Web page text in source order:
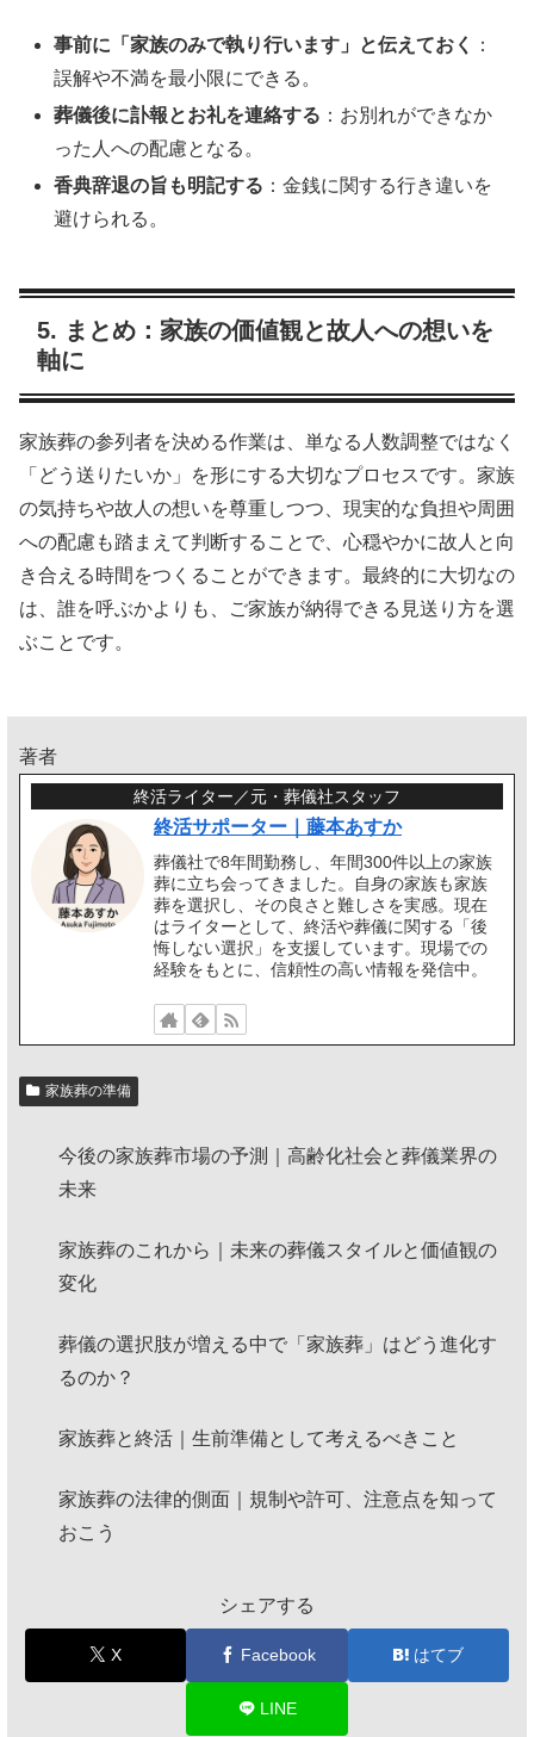
事前に「家族のみで執り行います」と伝えておく
：
誤解や不満を最小限にできる。
葬儀後に訃報とお礼を連絡する ：お別れができなか
った人への配慮となる。
香典辞退の旨も明記する ：金銭に関する行き違いを
避けられる。
5. まとめ：家族の価値観と故人への想いを
軸に
家族葬の参列者を決める作業は、単なる人数調整ではなく
「どう送りたいか」を形にする大切なプロセスです。家族
の気持ちや故人の想いを尊重しつつ、現実的な負担や周囲
への配慮も踏まえて判断することで、心穏やかに故人と向
き合える時間をつくることができます。最終的に大切なの
は、誰を呼ぶかよりも、ご家族が納得できる見送り方を選
ぶことです。
著者
終活ライター／元・葬儀社スタッフ
終活サポーター｜藤本あすか
葬儀社で8年間勤務し、年間300件以上の家族
葬に立ち会ってきました。自身の家族も家族
葬を選択し、その良さと難しさを実感。現在
はライターとして、終活や葬儀に関する「後
悔しない選択」を支援しています。現場での
経験をもとに、信頼性の高い情報を発信中。
家族葬の準備
今後の家族葬市場の予測｜高齢化社会と葬儀業界の
未来
家族葬のこれから｜未来の葬儀スタイルと価値観の
変化
葬儀の選択肢が増える中で「家族葬」はどう進化す
るのか？
家族葬と終活｜生前準備として考えるべきこと
家族葬の法律的側面｜規制や許可、注意点を知って
おこう
シェアする
X Facebook はてブ
LINE